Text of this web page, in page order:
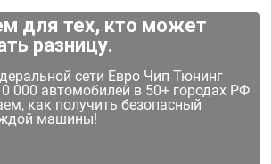
для тех, кто может
разницу.
сети Евро Чип Тюнинг
000 автомобилей в 50+ городах РФ
как получить безопасный
машины!